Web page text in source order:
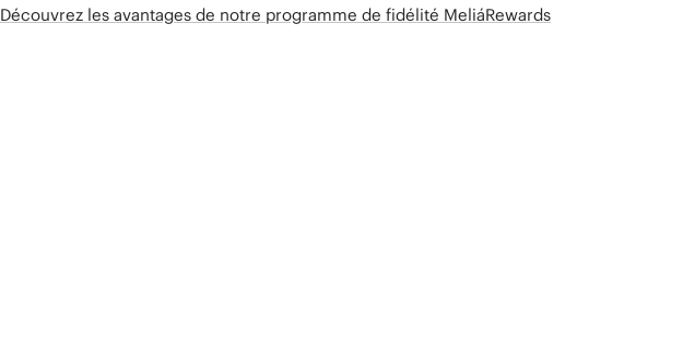
Découvrez les avantages de notre programme de fidélité MeliáRewards